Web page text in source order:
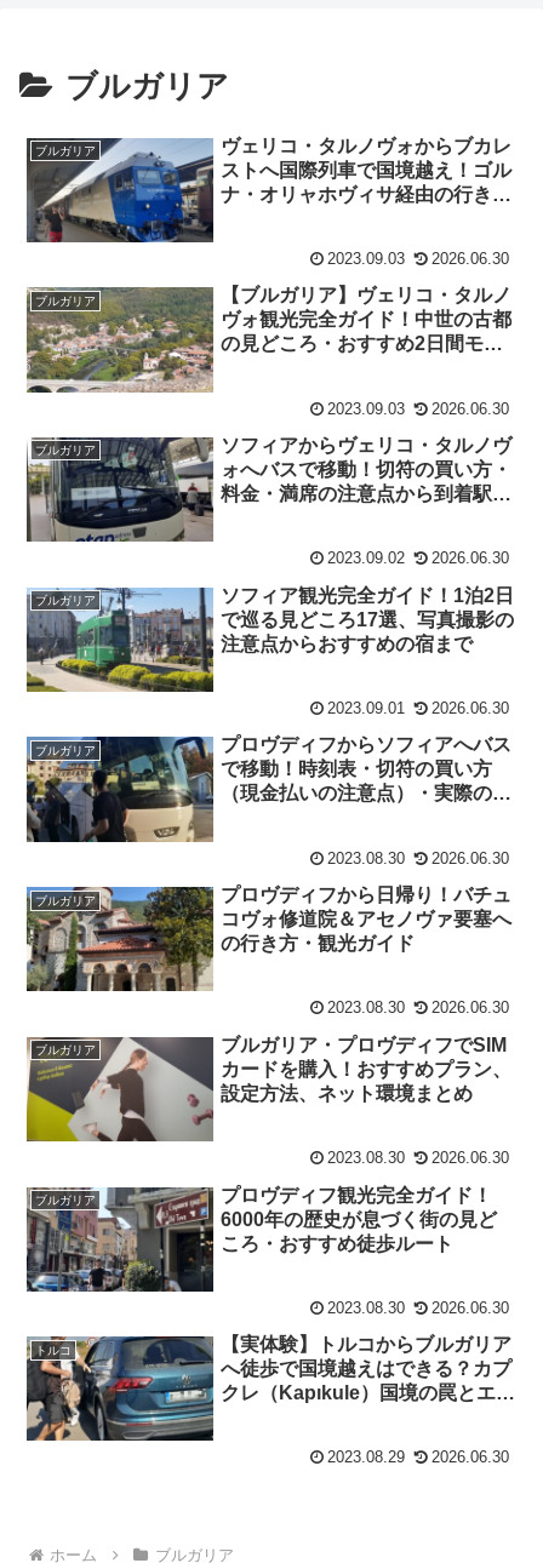
ブルガリア
ブルガリア
ヴェリコ・タルノヴォからブカレ
ストへ国際列車で国境越え！ゴル
ナ・オリャホヴィサ経由の行き
2023.09.03 2026.06.30
ブルガリア
【ブルガリア】ヴェリコ・タルノ
ヴォ観光完全ガイド！中世の古都
の見どころ・おすすめ2日間モデ
2023.09.03 2026.06.30
ブルガリア
ソフィアからヴェリコ・タルノヴ
ォへバスで移動！切符の買い方・
料金・満席の注意点から到着駅か
2023.09.02 2026.06.30
ブルガリア
ソフィア観光完全ガイド！1泊2日
で巡る見どころ17選、写真撮影の
注意点からおすすめの宿まで
2023.09.01 2026.06.30
ブルガリア
プロヴディフからソフィアへバス
で移動！時刻表・切符の買い方
（現金払いの注意点）・実際の乗
2023.08.30 2026.06.30
ブルガリア
プロヴディフから日帰り！バチュ
コヴォ修道院＆アセノヴァ要塞へ
の行き方・観光ガイド
2023.08.30 2026.06.30
ブルガリア
ブルガリア・プロヴディフでSIM
カードを購入！おすすめプラン、
設定方法、ネット環境まとめ
2023.08.30 2026.06.30
ブルガリア
プロヴディフ観光完全ガイド！
6000年の歴史が息づく街の見ど
ころ・おすすめ徒歩ルート
2023.08.30 2026.06.30
トルコ
【実体験】トルコからブルガリア
へ徒歩で国境越えはできる？カプ
クレ（Kapıkule）国境の罠とエデ
2023.08.29 2026.06.30
ホーム ブルガリア